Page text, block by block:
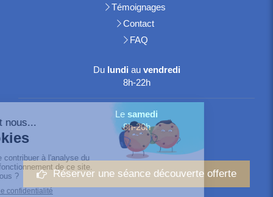
Témoignages
Contact
FAQ
Du lundi au vendredi
8h-22h
Le samedi
8h-20h
Réserver une séance découverte offerte